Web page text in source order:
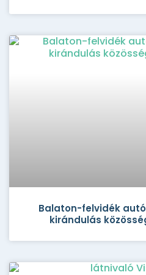
Balaton-felvidék
kirándulás